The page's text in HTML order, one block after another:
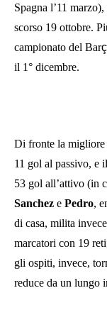
Spagna l’11
scorso 19 ottobre.
campionato del Barç
il 1° dicembre.
Di fronte la migliore
11 gol al passivo, e
53 gol all’attivo (in
Sanchez e Pedro,
di casa, milita invece
marcatori con 19
gli ospiti, invece,
reduce da un lungo